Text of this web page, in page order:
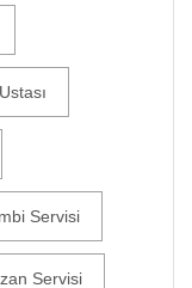
Servisi
Servisi